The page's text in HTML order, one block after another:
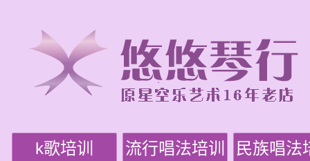
k歌培训 流行唱法培训 民族唱法